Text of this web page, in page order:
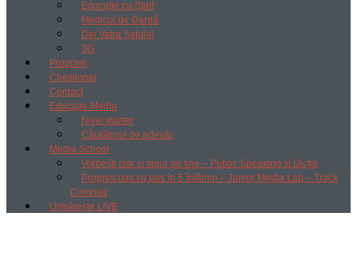
Educație cu Ștaif
Medicul de Gardă
Din Vatra Satului
3G
Program
Chestionar
Contact
Educație Media
Nivel starter
Căutătorul de adevăr
Media School
Vorbești clar și sigur pe tine – Public Speaking și Dicție
Progres pas cu pas în 5 întâlniri – Junior Media Lab – Track
Complet
Urmărește LIVE